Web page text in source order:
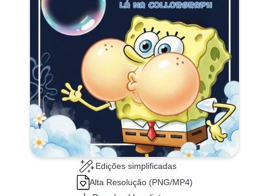
Edições simplificadas
Alta Resolução (PNG/MP4)